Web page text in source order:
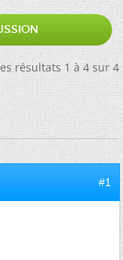
résultats 1 à 4 sur 4
#1